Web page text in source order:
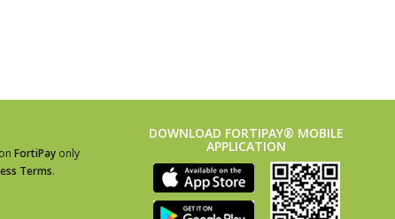
FortiPay only
Terms.
DOWNLOAD FORTIPAY® MOBILE
APPLICATION